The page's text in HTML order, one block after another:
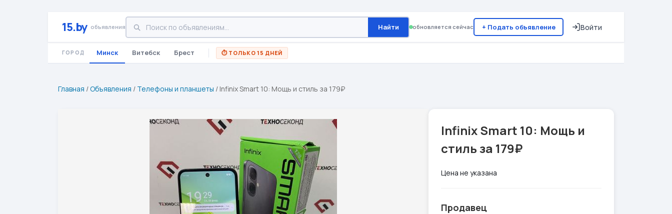
15.by объявления Найти обновляется сейчас + Подать объявление Войти
ГОРОД Минск Витебск Брест ⏱ ТОЛЬКО 15 ДНЕЙ
Главная /Объявления / Телефоны и планшеты / Infinix Smart 10: Мощь и стиль за 179₽
Infinix Smart 10: Мощь и
стиль за 179₽
Цена не указана
Продавец